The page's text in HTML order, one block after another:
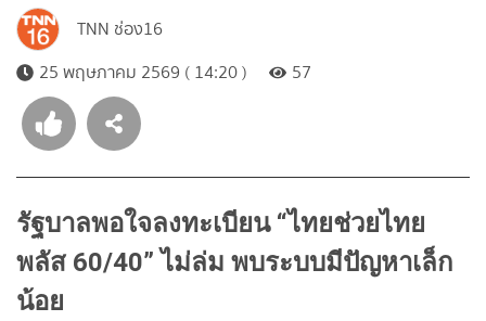
TNN ช่อง16
25 พฤษภาคม 2569 ( 14:20 )
57
รัฐบาลพอใจลงทะเบียน “ไทยช่วยไทย
พลัส 60/40” ไม่ล่ม พบระบบมีปัญหาเล็ก
น้อย